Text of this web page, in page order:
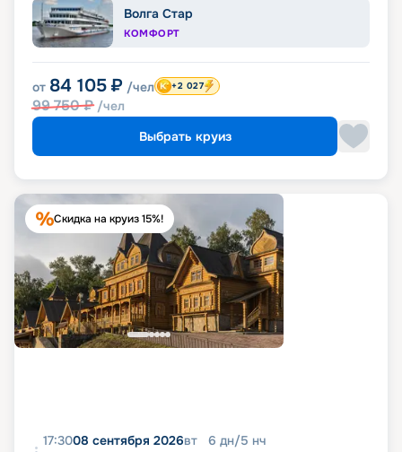
Волга Стар
КОМФОРТ
от 84 105 ₽ /чел
99 750₽ /чел
+2 027
Выбрать круиз
Скидка на круиз 15%!
17:3008 сентября 2026вт 6 дн/5 нч